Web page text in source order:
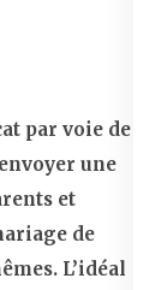
par voie de
une
et
de
L’idéal